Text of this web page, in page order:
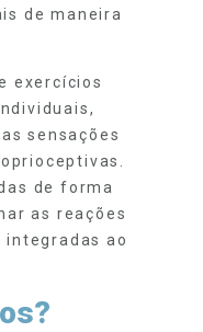
de maneira
exercícios
sensações
de forma
as reações
integradas ao